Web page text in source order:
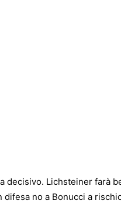
decisivo. Lichsteiner farà
no a Bonucci a